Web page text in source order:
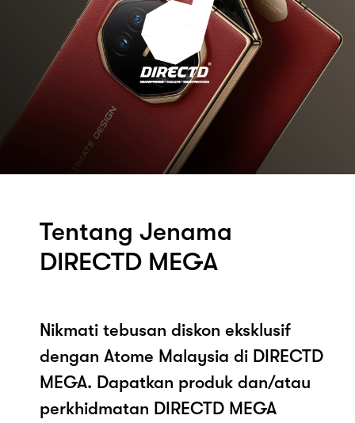
Tentang Jenama
DIRECTD MEGA
Nikmati tebusan diskon eksklusif
dengan Atome Malaysia di DIRECTD
MEGA. Dapatkan produk dan/atau
perkhidmatan DIRECTD MEGA